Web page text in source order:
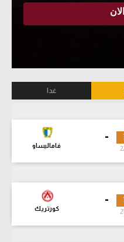
غدا
-
فاماليساو
-
كورتريك